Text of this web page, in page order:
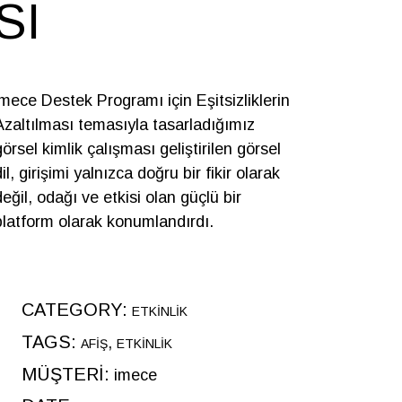
Destek Programı için Eşitsizliklerin
temasıyla tasarladığımız
kimlik çalışması geliştirilen görsel
girişimi yalnızca doğru bir fikir olarak
odağı ve etkisi olan güçlü bir
olarak konumlandırdı.
CATEGORY: ETKINLIK
TAGS: AFIŞ ETKINLIK
MÜŞTERİ: imece